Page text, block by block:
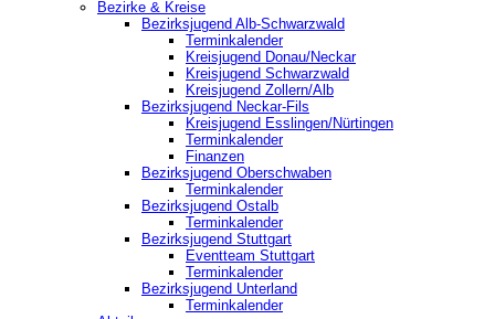
Bezirke & Kreise
Bezirksjugend Alb-Schwarzwald
Terminkalender
Kreisjugend Donau/Neckar
Kreisjugend Schwarzwald
Kreisjugend Zollern/Alb
Bezirksjugend Neckar-Fils
Kreisjugend ‎Esslingen/Nürtingen
Terminkalender
Finanzen
Bezirksjugend Oberschwaben
Terminkalender
Bezirksjugend Ostalb
Terminkalender
Bezirksjugend Stuttgart
‎Eventteam Stuttgart
Terminkalender
Bezirksjugend Unterland
Terminkalender